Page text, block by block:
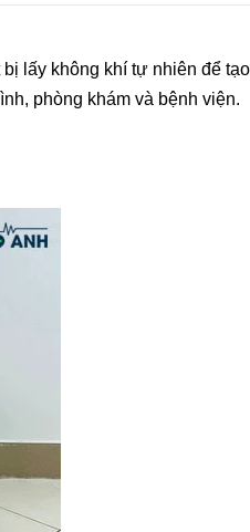
lấy không khí tự nhiên để
phòng khám và bệnh viện.